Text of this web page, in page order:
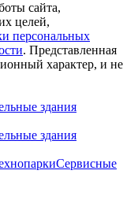
сайта,
целей,
персональных
. Представленная
характер, и не
здания
здания
Сервисные